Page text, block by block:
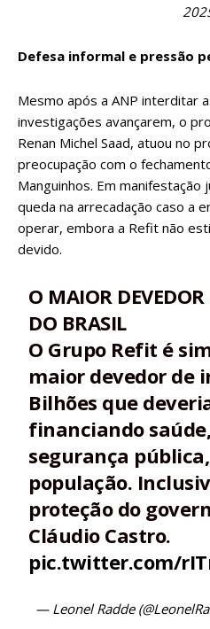
Defesa informal e pressão
Mesmo após a ANP interditar
investigações avançarem, o
Renan Michel Saad, atuou no
preocupação com o
Manguinhos. Em manifestação
queda na arrecadação caso a
operar, embora a Refit não
devido.
O MAIOR
DO BRASIL
O Grupo Refit é
maior devedor de
Bilhões que
financiando
segurança
população.
proteção do
Cláudio Castro.
pic.twitter.com/
— Leonel Radde